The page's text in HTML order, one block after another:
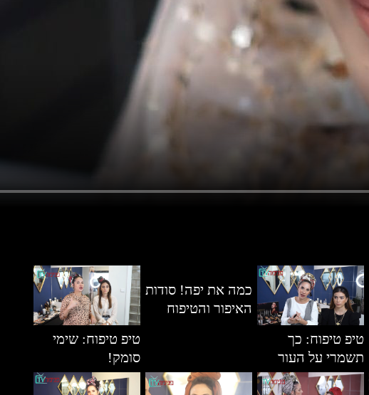
טיפ טיפוח: כך
תשמרי על העור
בריא וצעיר
כמה את יפה! סודות
האיפור והטיפוח
טיפ טיפוח: שימי
סומק!